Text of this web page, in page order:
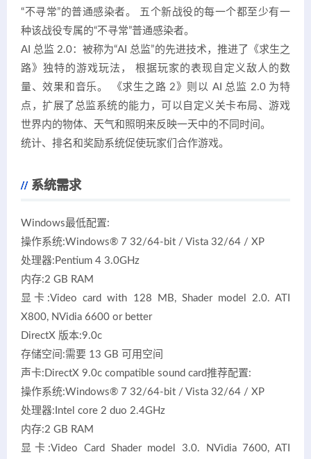
“不寻常”的普通感染者。 五个新战役的每一个都至少有一
种该战役专属的“不寻常”普通感染者。
AI 总监 2.0：被称为“AI 总监”的先进技术，推进了《求生之
路》独特的游戏玩法， 根据玩家的表现自定义敌人的数
量、效果和音乐。 《求生之路 2》则以 AI 总监 2.0 为特
点，扩展了总监系统的能力，可以自定义关卡布局、游戏
世界内的物体、天气和照明来反映一天中的不同时间。
统计、排名和奖励系统促使玩家们合作游戏。
系统需求
Windows最低配置:
操作系统:Windows® 7 32/64-bit / Vista 32/64 / XP
处理器:Pentium 4 3.0GHz
内存:2 GB RAM
显卡:Video card with 128 MB, Shader model 2.0. ATI
X800, NVidia 6600 or better
DirectX 版本:9.0c
存储空间:需要 13 GB 可用空间
声卡:DirectX 9.0c compatible sound card推荐配置:
操作系统:Windows® 7 32/64-bit / Vista 32/64 / XP
处理器:Intel core 2 duo 2.4GHz
内存:2 GB RAM
显卡:Video Card Shader model 3.0. NVidia 7600, ATI